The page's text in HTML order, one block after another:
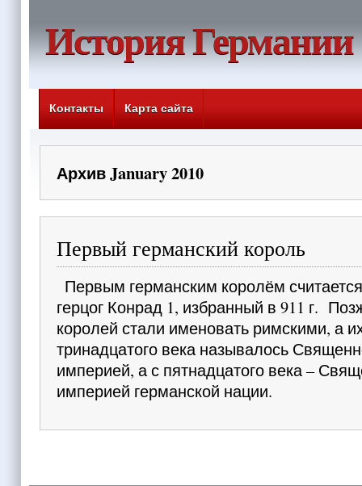
История Германии
Контакты Карта сайта
Архив January 2010
Первый германский король
Первым германским королём
герцог Конрад 1, избранный в 911 г.
королей стали именовать римскими, а
тринадцатого века называлось
империей, а с пятнадцатого века –
империей германской нации.